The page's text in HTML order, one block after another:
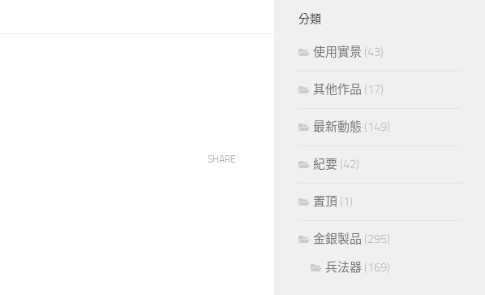
SHARE
分類
使用實景 (43)
其他作品 (17)
最新動態 (149)
紀要 (42)
置頂 (1)
金銀製品 (295)
兵法器 (169)